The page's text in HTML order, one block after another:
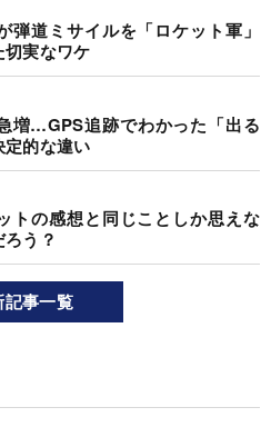
道ミサイルを「ロケット軍」
実なワケ
増…GPS追跡でわかった「出る
的な違い
トの感想と同じことしか思えな
う？
記事一覧